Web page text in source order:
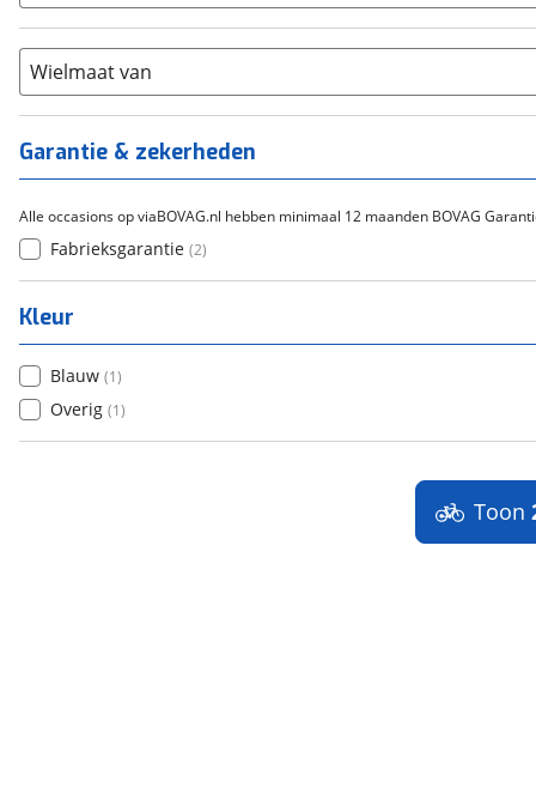
Flyer (0)
Overig ( 0)
21+
Scandium
Staal (0 )
Tica
Wielmaat van
Garantie & zekerheden
Alle occasions op viaBOVAG.nl hebben minimaal 12 maanden BOVAG
Fabrieksgarantie (2)
Kleur
Blauw (1)
Overig (1)
Toon